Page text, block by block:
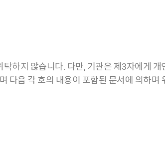
하지 않습니다. 다만, 기관은 제3자에게
음 각 호의 내용이 포함된 문서에 의하며